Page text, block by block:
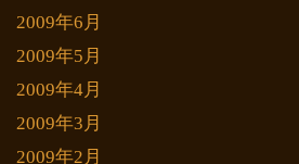
2009年6月
2009年5月
2009年4月
2009年3月
2009年2月